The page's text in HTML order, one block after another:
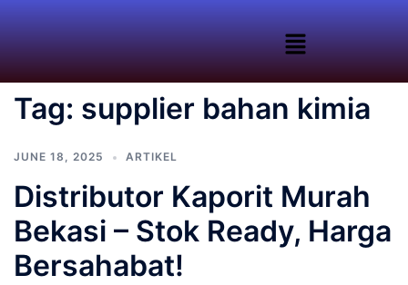
Tag: supplier bahan kimia
JUNE 18, 2025 ARTIKEL
Distributor Kaporit Murah
Bekasi – Stok Ready, Harga
Bersahabat!